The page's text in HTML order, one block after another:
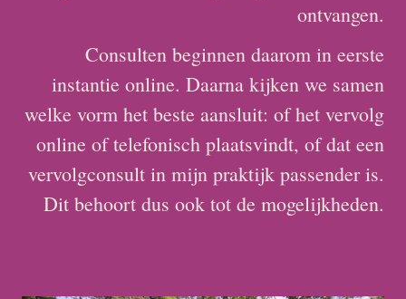
ontvangen.
Consulten beginnen daarom in eerste
instantie online. Daarna kijken we samen
welke vorm het beste aansluit: of het vervolg
online of telefonisch plaatsvindt, of dat een
vervolgconsult in mijn praktijk passender is.
Dit behoort dus ook tot de mogelijkheden.